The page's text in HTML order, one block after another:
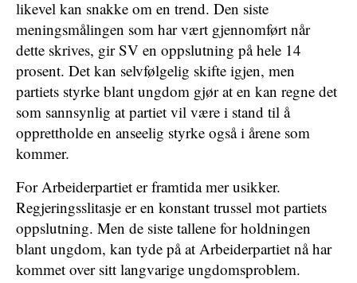
likevel kan snakke om en trend. Den siste
meningsmålingen som har vært gjennomført når
dette skrives, gir SV en oppslutning på hele 14
prosent. Det kan selvfølgelig skifte igjen, men
partiets styrke blant ungdom gjør at en kan regne det
som sannsynlig at partiet vil være i stand til å
opprettholde en anseelig styrke også i årene som
kommer.
For Arbeiderpartiet er framtida mer usikker.
Regjeringsslitasje er en konstant trussel mot partiets
oppslutning. Men de siste tallene for holdningen
blant ungdom, kan tyde på at Arbeiderpartiet nå har
kommet over sitt langvarige ungdomsproblem.